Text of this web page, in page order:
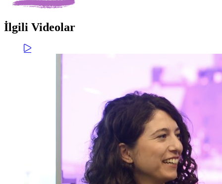
İlgili Videolar